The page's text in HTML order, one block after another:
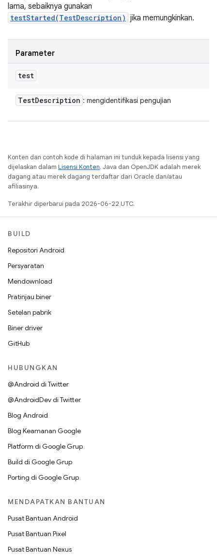
lama, sebaiknya gunakan
testStarted(TestDescription) jika memungkinkan.
Parameter
test
TestDescription : mengidentifikasi pengujian
Konten dan contoh kode di halaman ini tunduk kepada lisensi yang
dijelaskan dalam Lisensi Konten. Java dan OpenJDK adalah merek
dagang atau merek dagang terdaftar dari Oracle dan/atau
afiliasinya.
Terakhir diperbarui pada 2026-06-22 UTC.
BUILD
Repositori Android
Persyaratan
Mendownload
Pratinjau biner
Setelan pabrik
Biner driver
GitHub
HUBUNGKAN
@Android di Twitter
@AndroidDev di Twitter
Blog Android
Blog Keamanan Google
Platform di Google Grup
Build di Google Grup
Porting di Google Grup
MENDAPATKAN BANTUAN
Pusat Bantuan Android
Pusat Bantuan Pixel
Pusat Bantuan Nexus